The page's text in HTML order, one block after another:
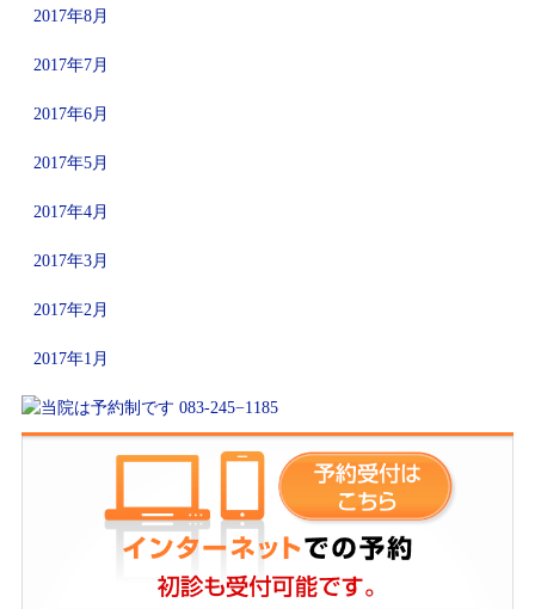
2017年8月
2017年7月
2017年6月
2017年5月
2017年4月
2017年3月
2017年2月
2017年1月